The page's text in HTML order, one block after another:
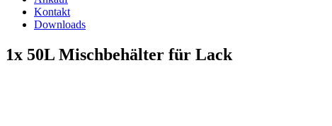
Kontakt
Downloads
1x 50L Mischbehälter für Lack